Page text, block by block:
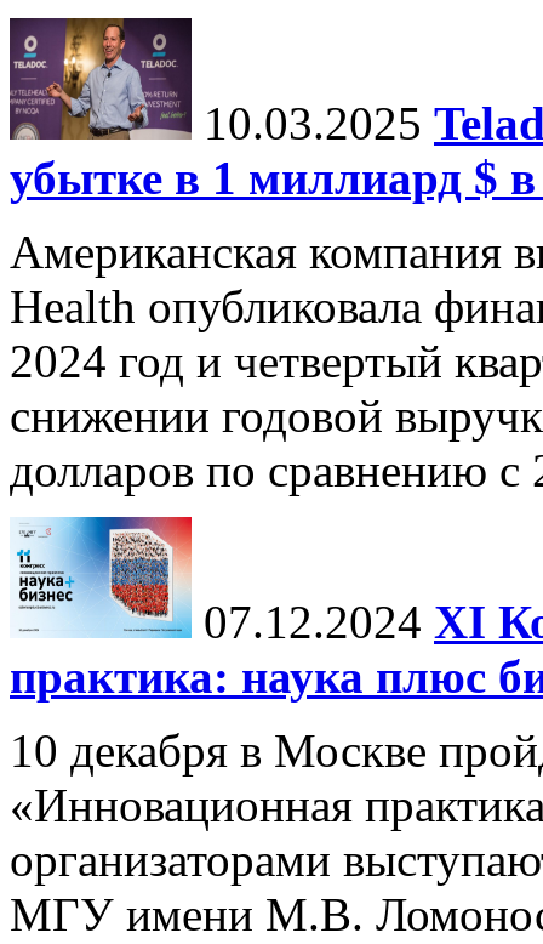
10.03.2025
убытке в 1 миллиард $ в
Американская компания
Health опубликовала
2024 год и четвертый
снижении годовой
долларов по сравнению с
07.12.2024 ХI
практика: наука плюс
10 декабря в Москве
«Инновационная
организаторами
МГУ имени М.В.